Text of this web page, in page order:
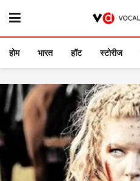
होम भारत हॉट स्टोरीज